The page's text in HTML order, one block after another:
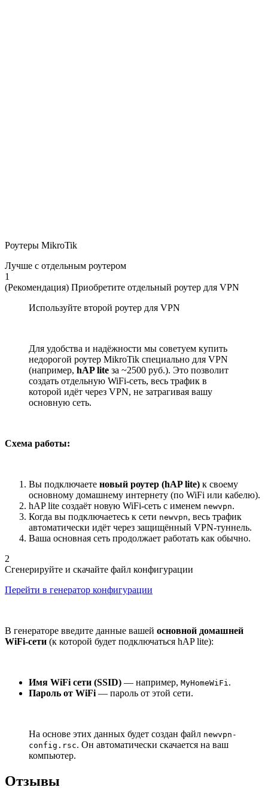
Роутеры MikroTik
Лучше с отдельным роутером
1
(Рекомендация) Приобретите отдельный роутер для VPN
Используйте второй роутер для VPN
Для удобства и надёжности мы советуем купить
недорогой роутер MikroTik специально для VPN
(например, hAP lite за ~2500 руб.). Это позволит
создать отдельную WiFi-сеть, весь трафик в
которой идёт через VPN, не затрагивая вашу
основную сеть.
Схема работы:
Вы подключаете новый роутер (hAP lite) к своему
основному домашнему интернету (по WiFi или кабелю).
hAP lite создаёт новую WiFi-сеть с именем newvpn.
Когда вы подключаетесь к сети newvpn, весь трафик
автоматически идёт через защищённый VPN-туннель.
Ваша основная сеть продолжает работать как обычно.
2
Сгенерируйте и скачайте файл конфигурации
Перейти в генератор конфигурации
В генераторе введите данные вашей основной домашней
WiFi-сети (к которой будет подключаться hAP lite):
Имя WiFi сети (SSID) — например, MyHomeWiFi.
Пароль от WiFi— пароль от этой сети.
На основе этих данных будет создан файл newvpn-
config.rsc. Он автоматически скачается на ваш
компьютер.
Отзывы